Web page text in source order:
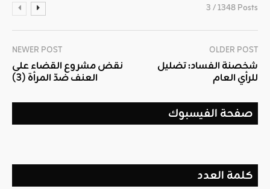
3 / 1348 Posts
NEWER POST
نقض مشروع القضاء على
العنف ضدّ المرأة (3)
OLDER POST
شخصنة الفساد: تضليل
للرأي العام
صفحة الفيسبوك
كلمة العدد